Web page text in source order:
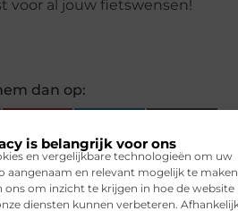
is belangrijk voor ons
en vergelijkbare technologieën om uw
aangenaam en relevant mogelijk te
ons om inzicht te krijgen in hoe de website
diensten kunnen verbeteren.
voor al jouw fietswensen!
dan op:
Friesland: Samen op